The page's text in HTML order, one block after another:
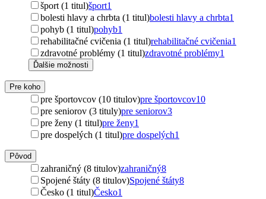
šport (1 titul)šport1
bolesti hlavy a chrbta (1 titul)bolesti hlavy a chrbta1
pohyb (1 titul)pohyb1
rehabilitačné cvičenia (1 titul)rehabilitačné cvičenia1
zdravotné problémy (1 titul)zdravotné problémy1
Ďalšie možnosti
Pre koho
pre športovcov (10 titulov)pre športovcov10
pre seniorov (3 tituly)pre seniorov3
pre ženy (1 titul)pre ženy1
pre dospelých (1 titul)pre dospelých1
Pôvod
zahraničný (8 titulov)zahraničný8
Spojené štáty (8 titulov)Spojené štáty8
Česko (1 titul)Česko1